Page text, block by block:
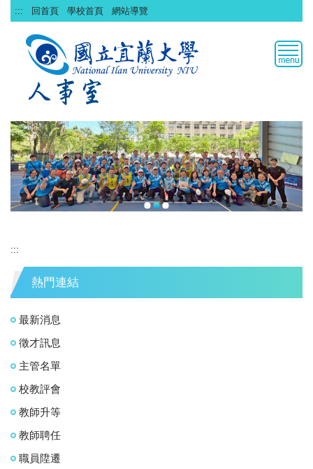
跳
到
::: 回首頁 學校首頁 網站導覽
:::
熱門連結
最新消息
徵才訊息
主管名單
校教評會
教師升等
教師聘任
職員陞遷